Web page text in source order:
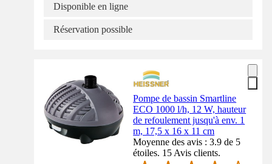
Disponible en ligne
Réservation possible
Pompe de bassin Smartline
ECO 1000 l/h, 12 W, hauteur
de refoulement jusqu'à env. 1
m, 17,5 x 16 x 11 cm
Moyenne des avis : 3.9 de 5
étoiles. 15 Avis clients.